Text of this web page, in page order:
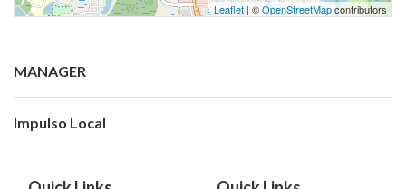
Leaflet| ©OpenStreetMapcontributors
MANAGER
Impulso Local